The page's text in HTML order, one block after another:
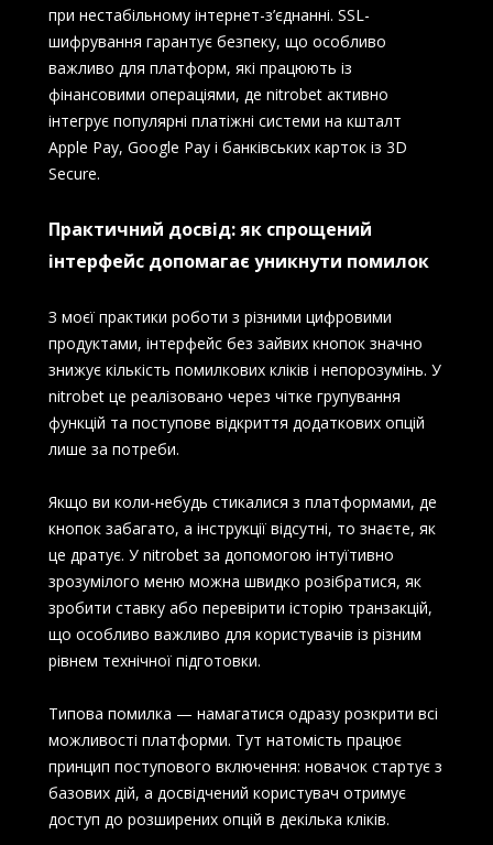
при нестабільному інтернет-з’єднанні. SSL-
шифрування гарантує безпеку, що особливо
важливо для платформ, які працюють із
фінансовими операціями, де nitrobet активно
інтегрує популярні платіжні системи на кшталт
Apple Pay, Google Pay і банківських карток із 3D
Secure.
Практичний досвід: як спрощений
інтерфейс допомагає уникнути помилок
З моєї практики роботи з різними цифровими
продуктами, інтерфейс без зайвих кнопок значно
знижує кількість помилкових кліків і непорозумінь. У
nitrobet це реалізовано через чітке групування
функцій та поступове відкриття додаткових опцій
лише за потреби.
Якщо ви коли-небудь стикалися з платформами, де
кнопок забагато, а інструкції відсутні, то знаєте, як
це дратує. У nitrobet за допомогою інтуїтивно
зрозумілого меню можна швидко розібратися, як
зробити ставку або перевірити історію транзакцій,
що особливо важливо для користувачів із різним
рівнем технічної підготовки.
Типова помилка — намагатися одразу розкрити всі
можливості платформи. Тут натомість працює
принцип поступового включення: новачок стартує з
базових дій, а досвідчений користувач отримує
доступ до розширених опцій в декілька кліків.